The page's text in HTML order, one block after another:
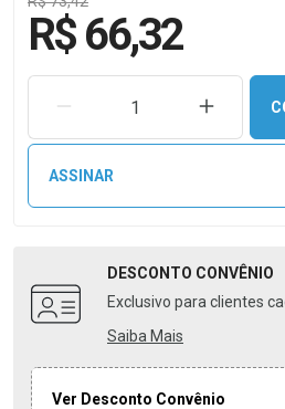
R$ 66,32
REMOVER UMA UNIDADE
ASSINAR
DESCONTO CONVÊNIO
Exclusivo para clientes
Saiba Mais
Ver Desconto Convênio